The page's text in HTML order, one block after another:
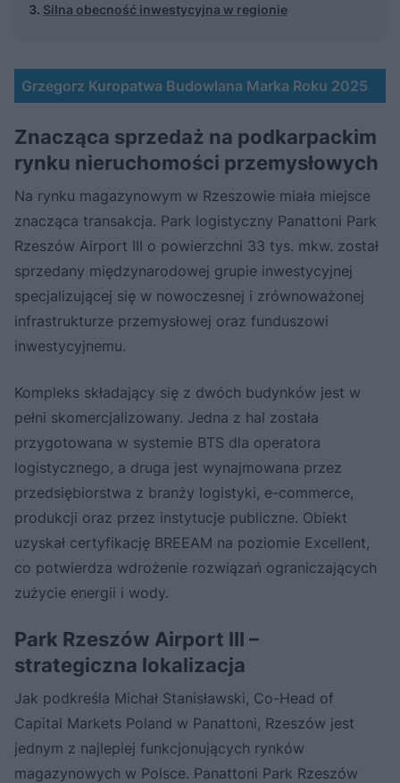
Silna obecność inwestycyjna w regionie
Grzegorz Kuropatwa Budowlana Marka Roku 2025
Znacząca sprzedaż na podkarpackim
rynku nieruchomości przemysłowych
Na rynku magazynowym w Rzeszowie miała miejsce
znacząca transakcja. Park logistyczny Panattoni Park
Rzeszów Airport III o powierzchni 33 tys. mkw. został
sprzedany międzynarodowej grupie inwestycyjnej
specjalizującej się w nowoczesnej i zrównoważonej
infrastrukturze przemysłowej oraz funduszowi
inwestycyjnemu.
Kompleks składający się z dwóch budynków jest w
pełni skomercjalizowany. Jedna z hal została
przygotowana w systemie BTS dla operatora
logistycznego, a druga jest wynajmowana przez
przedsiębiorstwa z branży logistyki, e-commerce,
produkcji oraz przez instytucje publiczne. Obiekt
uzyskał certyfikację BREEAM na poziomie Excellent,
co potwierdza wdrożenie rozwiązań ograniczających
zużycie energii i wody.
Park Rzeszów Airport III –
strategiczna lokalizacja
Jak podkreśla Michał Stanisławski, Co-Head of
Capital Markets Poland w Panattoni, Rzeszów jest
jednym z najlepiej funkcjonujących rynków
magazynowych w Polsce. Panattoni Park Rzeszów